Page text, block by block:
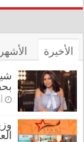
الأخيرة الأشهر